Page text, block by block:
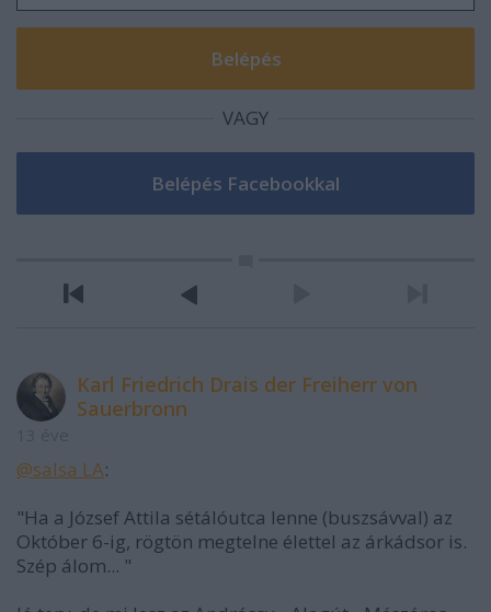
VAGY
Karl Friedrich Drais der Freiherr von
Sauerbronn
@salsa LA:
"Ha a József Attila sétálóutca lenne (buszsávval) az
Október 6-ig, rögtön megtelne élettel az árkádsor is.
Szép álom... "